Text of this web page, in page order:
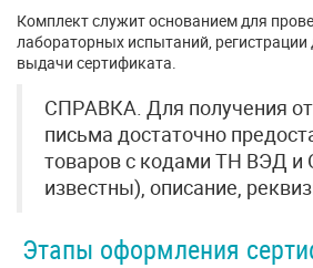
Комплект служит основанием для
лабораторных испытаний,
выдачи сертификата.
СПРАВКА. Для получения
письма достаточно
товаров с кодами ТН ВЭД и
известны), описание,
Этапы оформления